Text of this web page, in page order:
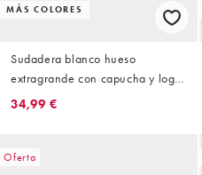
MÁS COLORES
Sudadera blanco hueso
extragrande con capucha y logo
Phoenix Fleece de Nike
34,99 €
Oferta